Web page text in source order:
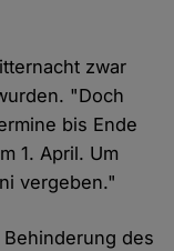
zwar
"Doch
bis Ende
1. April. Um
vergeben."
des